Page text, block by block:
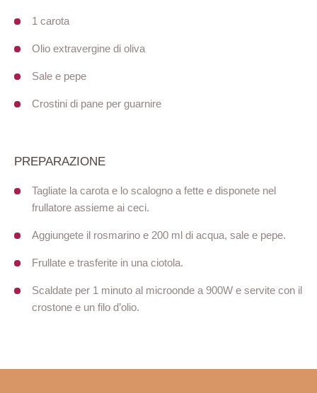
1 carota
Olio extravergine di oliva
Sale e pepe
Crostini di pane per guarnire
PREPARAZIONE
Tagliate la carota e lo scalogno a fette e disponete nel
frullatore assieme ai ceci.
Aggiungete il rosmarino e 200 ml di acqua, sale e pepe.
Frullate e trasferite in una ciotola.
Scaldate per 1 minuto al microonde a 900W e servite con il
crostone e un filo d’olio.